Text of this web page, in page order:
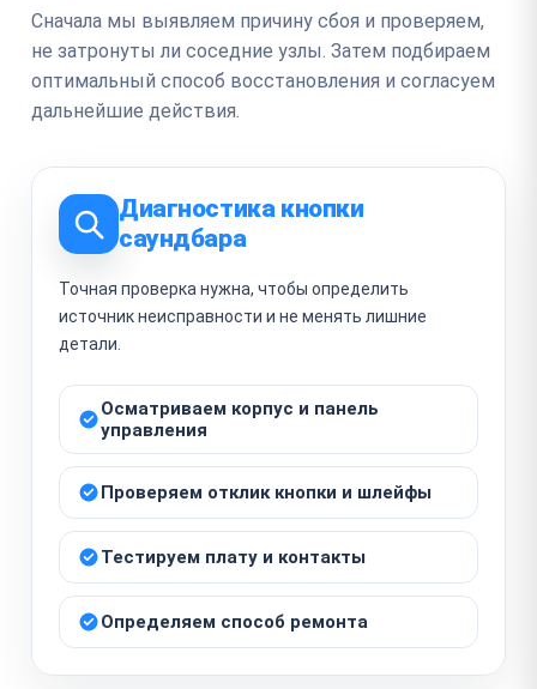
Сначала мы выявляем причину сбоя и проверяем,
не затронуты ли соседние узлы. Затем подбираем
оптимальный способ восстановления и согласуем
дальнейшие действия.
Диагностика кнопки
саундбара
Точная проверка нужна, чтобы определить
источник неисправности и не менять лишние
детали.
Осматриваем корпус и панель
управления
Проверяем отклик кнопки и шлейфы
Тестируем плату и контакты
Определяем способ ремонта